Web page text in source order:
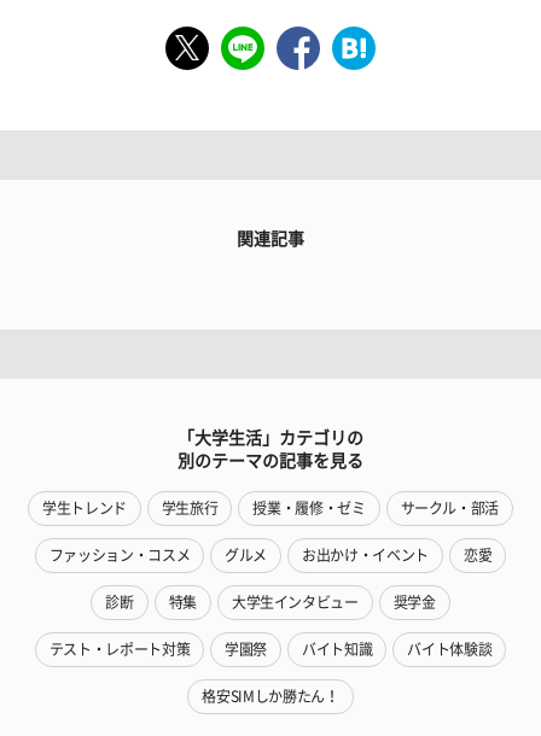
関連記事
「大学生活」カテゴリの
別のテーマの記事を見る
学生トレンド 学生旅行 授業・履修・ゼミ サークル・部活
ファッション・コスメ グルメ お出かけ・イベント 恋愛
診断 特集 大学生インタビュー 奨学金
テスト・レポート対策 学園祭 バイト知識 バイト体験談
格安SIMしか勝たん！